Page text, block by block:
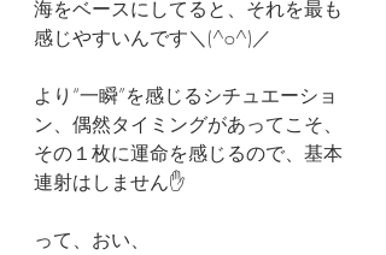
海をベースにしてると、それを最も
感じやすいんです＼(^o^)／
より“一瞬”を感じるシチュエーショ
ン、偶然タイミングがあってこそ、
その１枚に運命を感じるので、基本
連射はしません✋
って、おい、